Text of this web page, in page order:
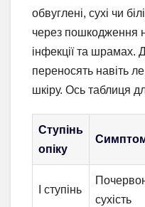
обвуглені, сухі чи
через пошкодження
інфекції та шрамах.
переносять навіть
шкіру. Ось таблиця
Ступінь
опіку
I ступінь
сухість